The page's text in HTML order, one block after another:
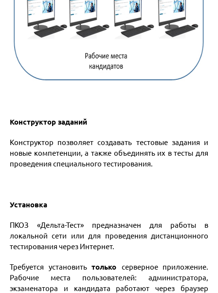
Конструктор заданий
Конструктор позволяет создавать тестовые задания и
новые компетенции, а также объединять их в тесты для
проведения специального тестирования.
Установка
ПКОЗ «Дельта-Тест» предназначен для работы в
локальной сети или для проведения дистанционного
тестирования через Интернет.
Требуется установить только серверное приложение.
Рабочие места пользователей: администратора,
экзаменатора и кандидата работают через браузер